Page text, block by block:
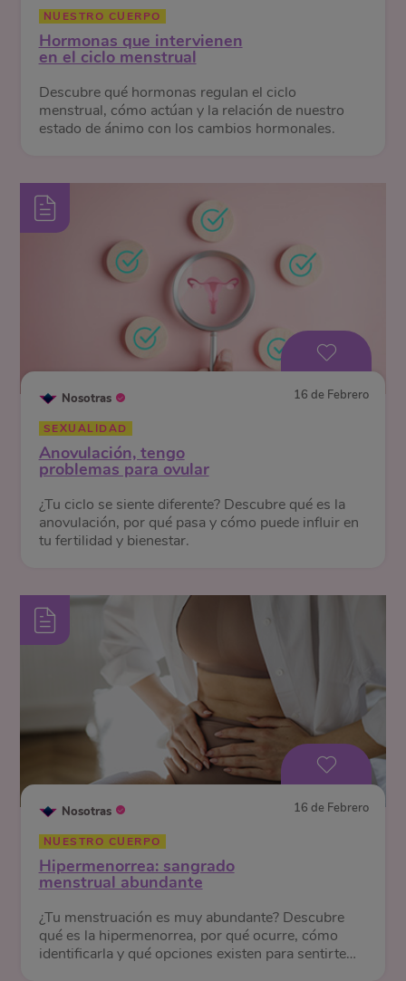
NUESTRO CUERPO
Hormonas que intervienen
en el ciclo menstrual
Descubre qué hormonas regulan el ciclo
menstrual, cómo actúan y la relación de nuestro
estado de ánimo con los cambios hormonales.
Nosotras 16 de Febrero
SEXUALIDAD
Anovulación, tengo
problemas para ovular
¿Tu ciclo se siente diferente? Descubre qué es la
anovulación, por qué pasa y cómo puede influir en
tu fertilidad y bienestar.
Nosotras 16 de Febrero
NUESTRO CUERPO
Hipermenorrea: sangrado
menstrual abundante
¿Tu menstruación es muy abundante? Descubre
qué es la hipermenorrea, por qué ocurre, cómo
identificarla y qué opciones existen para sentirte